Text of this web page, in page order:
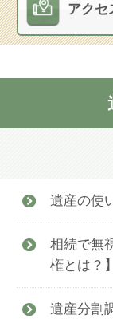
アクセ
遺産の使
相続で無
権とは？】
遺産分割